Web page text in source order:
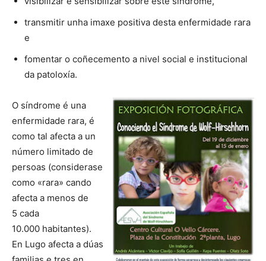
transmitir unha imaxe positiva desta enfermidade rara
e
fomentar o coñecemento a nivel social e institucional
da patoloxía.
O síndrome é una
enfermidade rara, é
como tal afecta a un
número limitado de
persoas (considerase
como «rara» cando
afecta a menos de
5 cada
10.000 habitantes).
En Lugo afecta a dúas